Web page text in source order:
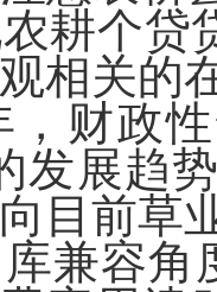
耕个贷
相关的
政性
发展趋
目前草
容角